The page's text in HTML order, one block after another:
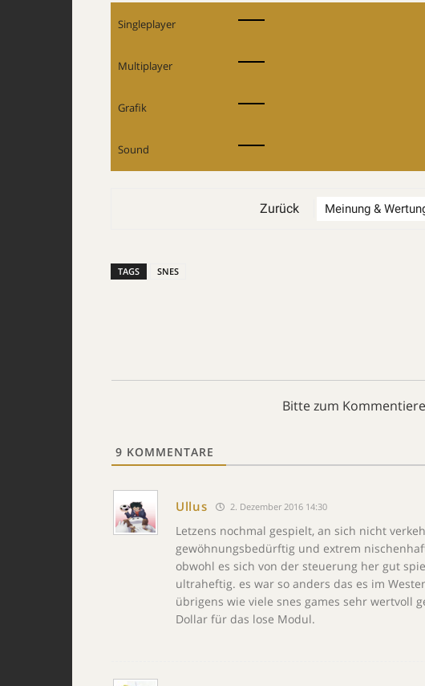
Singleplayer
Multiplayer
Grafik
Sound
Zurück
TAGS SNES
Bitte zum
9 KOMMENTARE
Ullus 2. Dezember 2016 14:30
Letzens nochmal gespielt, an sich nicht
gewöhnungsbedürftig und extrem
obwohl es sich von der steuerung her gut
ultraheftig. es war so anders das es im
übrigens wie viele snes games sehr wertvoll
Dollar für das lose Modul.